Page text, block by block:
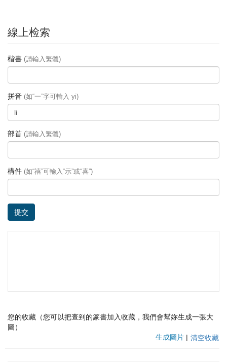
線上检索
楷書 (請輸入繁體)
拼音 (如“一”字可輸入 yi)
部首 (請輸入繁體)
構件 (如“禧”可輸入“示”或“喜”)
提交
您的收藏（您可以把查到的篆書加入收藏，我們會幫妳生成一張大
圖）
生成圖片 | 清空收藏